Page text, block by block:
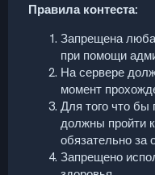
Правила контеста:
Запрещена
при помощи
На сервере
момент
Для того что бы
должны пройти
обязательно за
Запрещено